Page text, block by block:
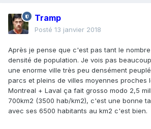
Tramp
Posté 13 janvier 2018
Après je pense que c'est pas tant le
densité de population. Je vois pas
une enorme ville très peu densément
parcs et pleins de villes moyennes proches
Montreal + Laval ça fait grosso modo 2,5
700km2 (3500 hab/km2), c'est une bonne
avec ses 6500 habitants au km2 c'est bien.